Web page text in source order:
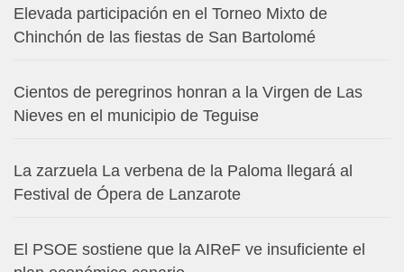
Elevada participación en el Torneo Mixto de
Chinchón de las fiestas de San Bartolomé
Cientos de peregrinos honran a la Virgen de Las
Nieves en el municipio de Teguise
La zarzuela La verbena de la Paloma llegará al
Festival de Ópera de Lanzarote
El PSOE sostiene que la AIReF ve insuficiente el